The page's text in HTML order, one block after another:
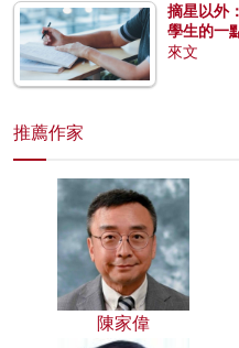
摘星以外
學生的一
來文
推薦作家
陳家偉